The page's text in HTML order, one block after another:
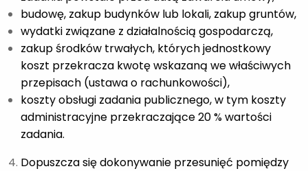
budowę, zakup budynków lub lokali, zakup gruntów,
wydatki związane z działalnością gospodarczą,
zakup środków trwałych, których jednostkowy
koszt przekracza kwotę wskazaną we właściwych
przepisach (ustawa o rachunkowości),
koszty obsługi zadania publicznego, w tym koszty
administracyjne przekraczające 20 % wartości
zadania.
Dopuszcza się dokonywanie przesunięć pomiędzy